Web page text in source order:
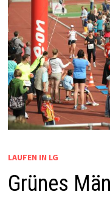
LAUFEN IN LG
Grünes